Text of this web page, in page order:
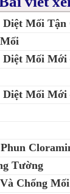
Diệt Mối Tận
Diệt Mối Mới
Diệt Mối Mới
Phun
Tường
Chống Mối